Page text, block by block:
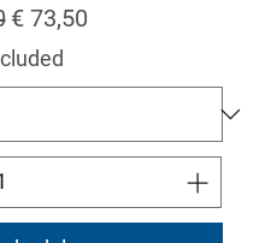
Sale Price
€ 73,50